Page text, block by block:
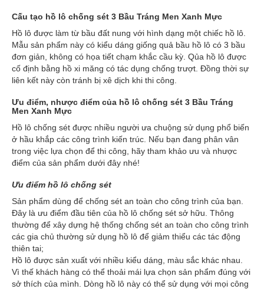
Cấu tạo hồ lô chống sét 3 Bầu Tráng Men Xanh Mực
Hồ lô được làm từ bầu đất nung với hình dạng một chiếc hồ lô.
Mẫu sản phẩm này có kiểu dáng giống quả bầu hồ lô có 3 bầu
đơn giản, không có họa tiết chạm khắc cầu kỳ. Qủa hồ lô được
cố định bằng hồ xi măng có tác dụng chống trượt. Đồng thời sự
liên kết này còn tránh bị xê dịch khi thi công.
Ưu điểm, nhược điểm của hồ lô chống sét 3 Bầu Tráng
Men Xanh Mực
Hồ lô chống sét được nhiều người ưa chuộng sử dụng phổ biến
ở hầu khắp các công trình kiến trúc. Nếu bạn đang phân vân
trong việc lựa chọn để thi công, hãy tham khảo ưu và nhược
điểm của sản phẩm dưới đây nhé!
Ưu điểm hồ lô chống sét
Sản phẩm dùng để chống sét an toàn cho công trình của bạn.
Đây là ưu điểm đầu tiên của hồ lô chống sét sở hữu. Thông
thường để xây dựng hệ thống chống sét an toàn cho công trình
các gia chủ thường sử dụng hồ lô để giảm thiểu các tác động
thiên tai;
Hồ lô được sản xuất với nhiều kiểu dáng, màu sắc khác nhau.
Vì thế khách hàng có thể thoải mái lựa chọn sản phẩm đúng với
sở thích của mình. Dòng hồ lô này có thể sử dụng với mọi công